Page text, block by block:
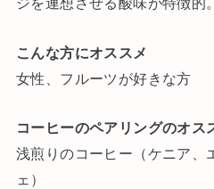
こんな方にオススメ
女性、フルーツが好きな方
コーヒーのペアリングのオス
浅煎りのコーヒー（ケニア、
ェ）